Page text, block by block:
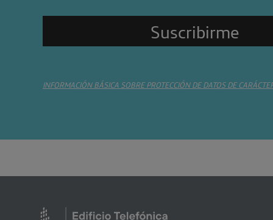
INFORMACIÓN BÁSICA SOBRE PROTECCIÓN DE DATOS DE